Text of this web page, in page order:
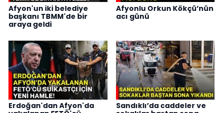
Afyon'un iki belediye
başkanı TBMM'de bir
araya geldi
Afyonlu Orkun Kökçü’nün
acı günü
Erdoğan'dan Afyon'da
Sandıklı’da caddeler ve